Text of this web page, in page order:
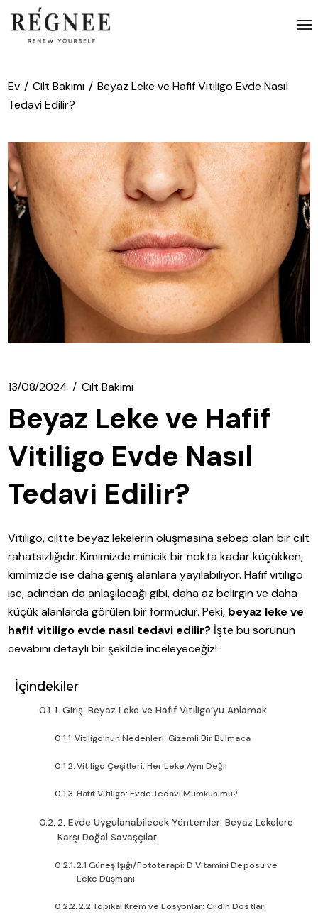
atla
Ev Cilt Bakımı
Beyaz Leke ve Hafif Vitiligo Evde Nasıl
Tedavi Edilir?
13/08/2024 Cilt Bakımı
Beyaz Leke ve Hafif
Vitiligo Evde Nasıl
Tedavi Edilir?
Vitiligo, ciltte beyaz lekelerin oluşmasına sebep olan bir cilt
rahatsızlığıdır. Kimimizde minicik bir nokta kadar küçükken,
kimimizde ise daha geniş alanlara yayılabiliyor. Hafif vitiligo
ise, adından da anlaşılacağı gibi, daha az belirgin ve daha
küçük alanlarda görülen bir formudur. Peki, beyaz leke ve
hafif vitiligo evde nasıl tedavi edilir? İşte bu sorunun
cevabını detaylı bir şekilde inceleyeceğiz!
İçindekiler
1. Giriş: Beyaz Leke ve Hafif Vitiligo’yu Anlamak
Vitiligo’nun Nedenleri: Gizemli Bir Bulmaca
Vitiligo Çeşitleri: Her Leke Aynı Değil
Hafif Vitiligo: Evde Tedavi Mümkün mü?
2. Evde Uygulanabilecek Yöntemler: Beyaz Lekelere
Karşı Doğal Savaşçılar
2.1 Güneş Işığı/Fototerapi: D Vitamini Deposu ve
Leke Düşmanı
2.2 Topikal Krem ve Losyonlar: Cildin Dostları